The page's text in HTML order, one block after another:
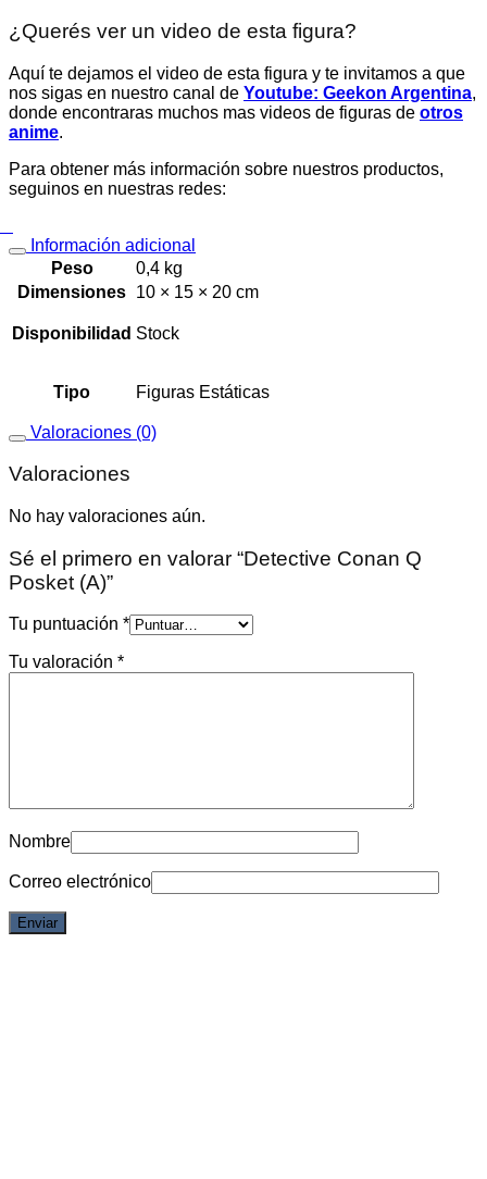
¿Querés ver un video de esta figura?
Aquí te dejamos el video de esta figura y te invitamos a que
nos sigas en nuestro canal de Youtube: Geekon Argentina,
donde encontraras muchos mas videos de figuras de otros
anime.
Para obtener más información sobre nuestros productos,
seguinos en nuestras redes:
Información adicional
Peso
0,4 kg
Dimensiones 10 × 15 × 20 cm
Disponibilidad Stock
Tipo Figuras Estáticas
Valoraciones (0)
Valoraciones
No hay valoraciones aún.
Sé el primero en valorar “Detective Conan Q
Posket (A)”
Tu puntuación *
Tu valoración *
Nombre
Correo electrónico